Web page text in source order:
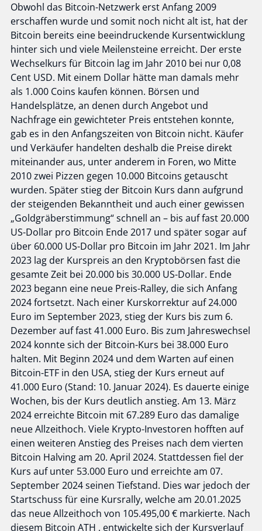
Obwohl das Bitcoin-Netzwerk erst Anfang 2009
erschaffen wurde und somit noch nicht alt ist, hat der
Bitcoin bereits eine beeindruckende Kursentwicklung
hinter sich und viele Meilensteine erreicht. Der erste
Wechselkurs für Bitcoin lag im Jahr 2010 bei nur 0,08
Cent USD. Mit einem Dollar hätte man damals mehr
als 1.000 Coins kaufen können. Börsen und
Handelsplätze, an denen durch Angebot und
Nachfrage ein gewichteter Preis entstehen konnte,
gab es in den Anfangszeiten von Bitcoin nicht. Käufer
und Verkäufer handelten deshalb die Preise direkt
miteinander aus, unter anderem in Foren, wo Mitte
2010 zwei Pizzen gegen 10.000 Bitcoins getauscht
wurden. Später stieg der Bitcoin Kurs dann aufgrund
der steigenden Bekanntheit und auch einer gewissen
„Goldgräberstimmung“ schnell an – bis auf fast 20.000
US-Dollar pro Bitcoin Ende 2017 und später sogar auf
über 60.000 US-Dollar pro Bitcoin im Jahr 2021. Im Jahr
2023 lag der Kurspreis an den Kryptobörsen fast die
gesamte Zeit bei 20.000 bis 30.000 US-Dollar. Ende
2023 begann eine neue Preis-Ralley, die sich Anfang
2024 fortsetzt. Nach einer Kurskorrektur auf 24.000
Euro im September 2023, stieg der Kurs bis zum 6.
Dezember auf fast 41.000 Euro. Bis zum Jahreswechsel
2024 konnte sich der Bitcoin-Kurs bei 38.000 Euro
halten. Mit Beginn 2024 und dem Warten auf einen
Bitcoin-ETF in den USA, stieg der Kurs erneut auf
41.000 Euro (Stand: 10. Januar 2024). Es dauerte einige
Wochen, bis der Kurs deutlich anstieg. Am 13. März
2024 erreichte Bitcoin mit 67.289 Euro das damalige
neue Allzeithoch. Viele Krypto-Investoren hofften auf
einen weiteren Anstieg des Preises nach dem vierten
Bitcoin Halving am 20. April 2024. Stattdessen fiel der
Kurs auf unter 53.000 Euro und erreichte am 07.
September 2024 seinen Tiefstand. Dies war jedoch der
Startschuss für eine Kursrally, welche am 20.01.2025
das neue Allzeithoch von 105.495,00 € markierte. Nach
diesem Bitcoin ATH , entwickelte sich der Kursverlauf